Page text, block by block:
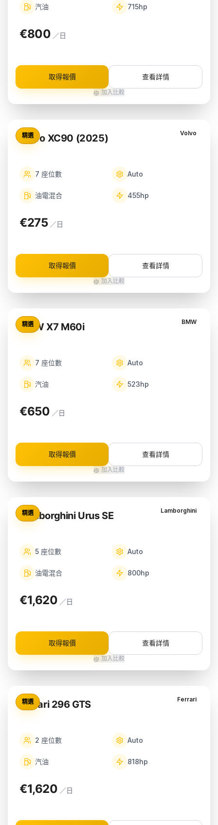
汽油 715hp
€800 ／日
取得報價 查看詳情
加入比較
精選 Volvo
Volvo XC90 (2025)
7 座位數 Auto
油電混合 455hp
€275 ／日
取得報價 查看詳情
加入比較
精選 BMW
BMW X7 M60i
7 座位數 Auto
汽油 523hp
€650 ／日
取得報價 查看詳情
加入比較
精選 Lamborghini
Lamborghini Urus SE
5 座位數 Auto
油電混合 800hp
€1,620 ／日
取得報價 查看詳情
加入比較
精選 Ferrari
Ferrari 296 GTS
2 座位數 Auto
汽油 818hp
€1,620 ／日